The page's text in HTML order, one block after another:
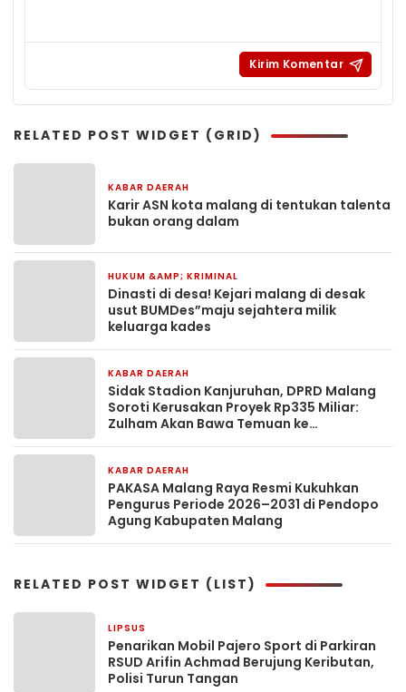
RELATED POST WIDGET (GRID)
KABAR DAERAH
Karir ASN kota malang di tentukan talenta
bukan orang dalam
HUKUM &AMP; KRIMINAL
Dinasti di desa! Kejari malang di desak
usut BUMDes”maju sejahtera milik
keluarga kades
KABAR DAERAH
Sidak Stadion Kanjuruhan, DPRD Malang
Soroti Kerusakan Proyek Rp335 Miliar:
Zulham Akan Bawa Temuan ke
KABAR DAERAH
PAKASA Malang Raya Resmi Kukuhkan
Pengurus Periode 2026–2031 di Pendopo
Agung Kabupaten Malang
RELATED POST WIDGET (LIST)
LIPSUS
Penarikan Mobil Pajero Sport di Parkiran
RSUD Arifin Achmad Berujung Keributan,
Polisi Turun Tangan